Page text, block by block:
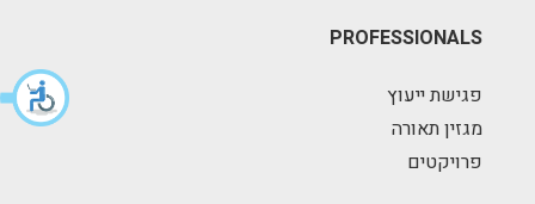
PROFESSIONALS
פגישת ייעוץ
מגזין תאורה
פרויקטים